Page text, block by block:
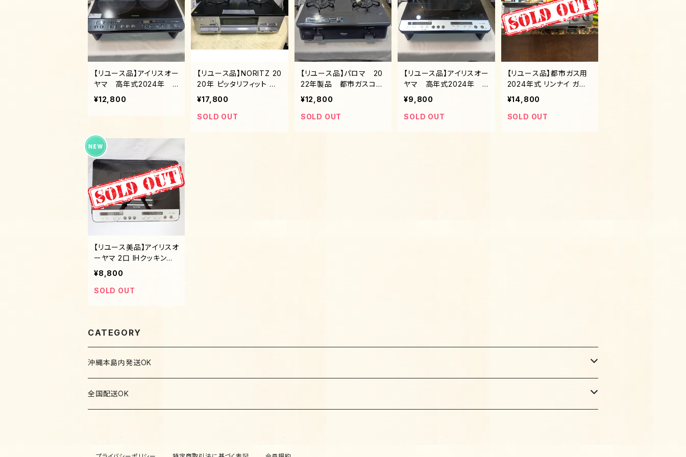
【リユース品】アイリスオー
ヤマ 高年式2024年 ２
口 IHコンロ 専用スタ
ンド付き
¥12,800
【リユース品】NORITZ 20
20年 ピッタリフィット 都
市ガス13A ホーロートッ
プ 水無し両面焼きグリル
2口ガスコンロ
¥17,800
SOLD OUT
【リユース品】パロマ 20
22年製品 都市ガスコン
ロ グリル無しタイプ
¥12,800
SOLD OUT
【リユース品】アイリスオー
ヤマ 高年式2024年 ２
口IHコンロ 専用スタンド
セット
¥9,800
SOLD OUT
【リユース品】都市ガス用
2024年式 リンナイ ガス
コンロ
¥14,800
SOLD OUT
【リユース美品】アイリスオ
ーヤマ 2口 IHクッキング
ヒーター 工事不要 1400
W 100V 脚付き ブラック
¥8,800
SOLD OUT
CATEGORY
沖縄本島内発送OK
家具
冷蔵庫・冷凍庫
インテリア小物・日用雑貨
全国配送OK
照明